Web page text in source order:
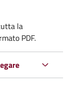
la
PDF.